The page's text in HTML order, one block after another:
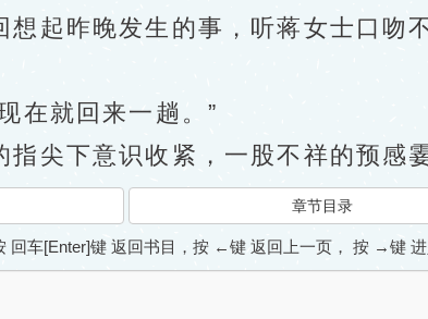
昨晚发生的事，听蒋女士口吻
就回来一趟。”
下意识收紧，一股不祥的预感霎
章节目录
回车[Enter]键 返回书目，按 ←键 返回上一页， 按 →键 进